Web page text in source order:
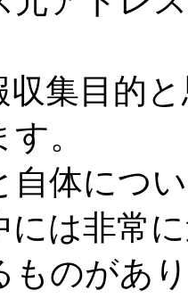
収集目的
。
自体につ
には非常
ものがあ